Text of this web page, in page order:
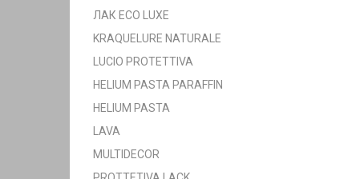
ЛАК ECO LUXE
KRAQUELURE NATURALE
LUCIO PROTETTIVA
HELIUM PASTA PARAFFIN
HELIUM PASTA
LAVA
MULTIDECOR